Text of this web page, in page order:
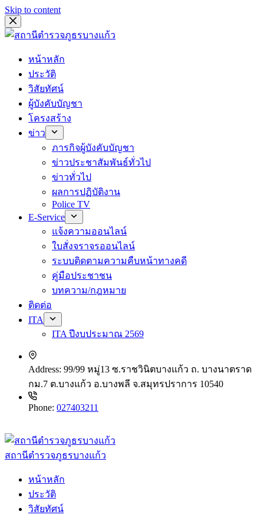
Skip to content
หน้าหลัก
ประวัติ
วิสัยทัศน์
ผู้บังคับบัญชา
โครงสร้าง
ข่าว
ภารกิจผู้บังคับบัญชา
ข่าวประชาสัมพันธ์ทั่วไป
ข่าวทั่วไป
ผลการปฏิบัติงาน
Police TV
E-Service
แจ้งความออนไลน์
ใบสั่งจราจรออนไลน์
ระบบติดตามความคืบหน้าทางคดี
คู่มือประชาชน
บทความ/กฎหมาย
ติดต่อ
ITA
ITA ปีงบประมาณ 2569
Address: 99/99 หมู่13 ซ.ราชวินิตบางแก้ว ถ. บางนาตราด
กม.7 ต.บางแก้ว อ.บางพลี จ.สมุทรปราการ 10540
Phone: 027403211
สถานีตำรวจภูธรบางแก้ว
หน้าหลัก
ประวัติ
วิสัยทัศน์